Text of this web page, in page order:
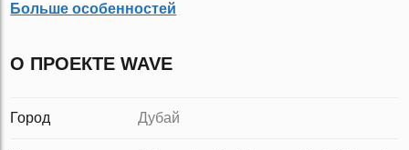
Больше особенностей
О ПРОЕКТЕ WAVE
Город Дубай